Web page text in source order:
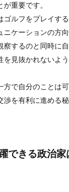
重要です。
ゴルフをプレイす
ニケーションの方
察するのと同時に
を見抜かれないよ
方で自分のことは
渉を有利に進める
できる政治